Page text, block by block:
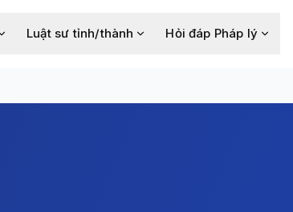
Luật sư tỉnh/thành Hỏi đáp Pháp lý